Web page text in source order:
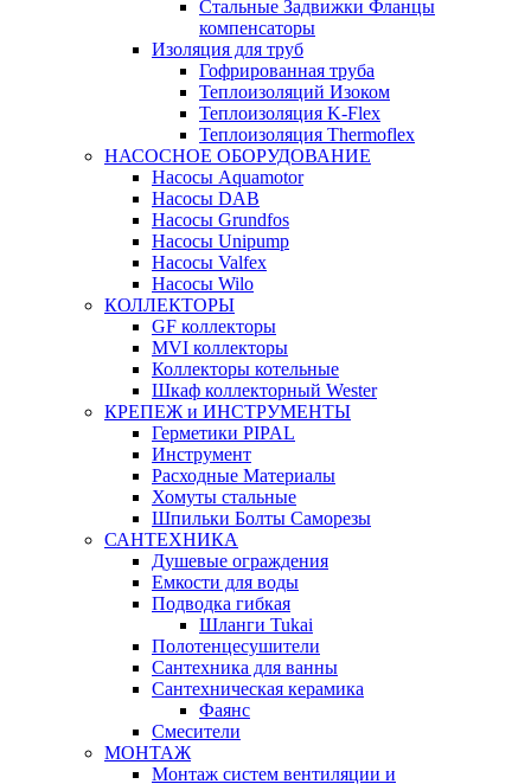
Стальные Задвижки Фланцы
компенсаторы
Изоляция для труб
Гофрированная труба
Теплоизоляций Изоком
Теплоизоляция K-Flex
Теплоизоляция Thermoflex
НАСОСНОЕ ОБОРУДОВАНИЕ
Насосы Aquamotor
Насосы DAB
Насосы Grundfos
Насосы Unipump
Насосы Valfex
Насосы Wilo
КОЛЛЕКТОРЫ
GF коллекторы
MVI коллекторы
Коллекторы котельные
Шкаф коллекторный Wester
КРЕПЕЖ и ИНСТРУМЕНТЫ
Герметики PIPAL
Инструмент
Расходные Материалы
Хомуты стальные
Шпильки Болты Саморезы
САНТЕХНИКА
Душевые ограждения
Емкости для воды
Подводка гибкая
Шланги Tukai
Полотенцесушители
Сантехника для ванны
Сантехническая керамика
Фаянс
Смесители
МОНТАЖ
Монтаж систем вентиляции и